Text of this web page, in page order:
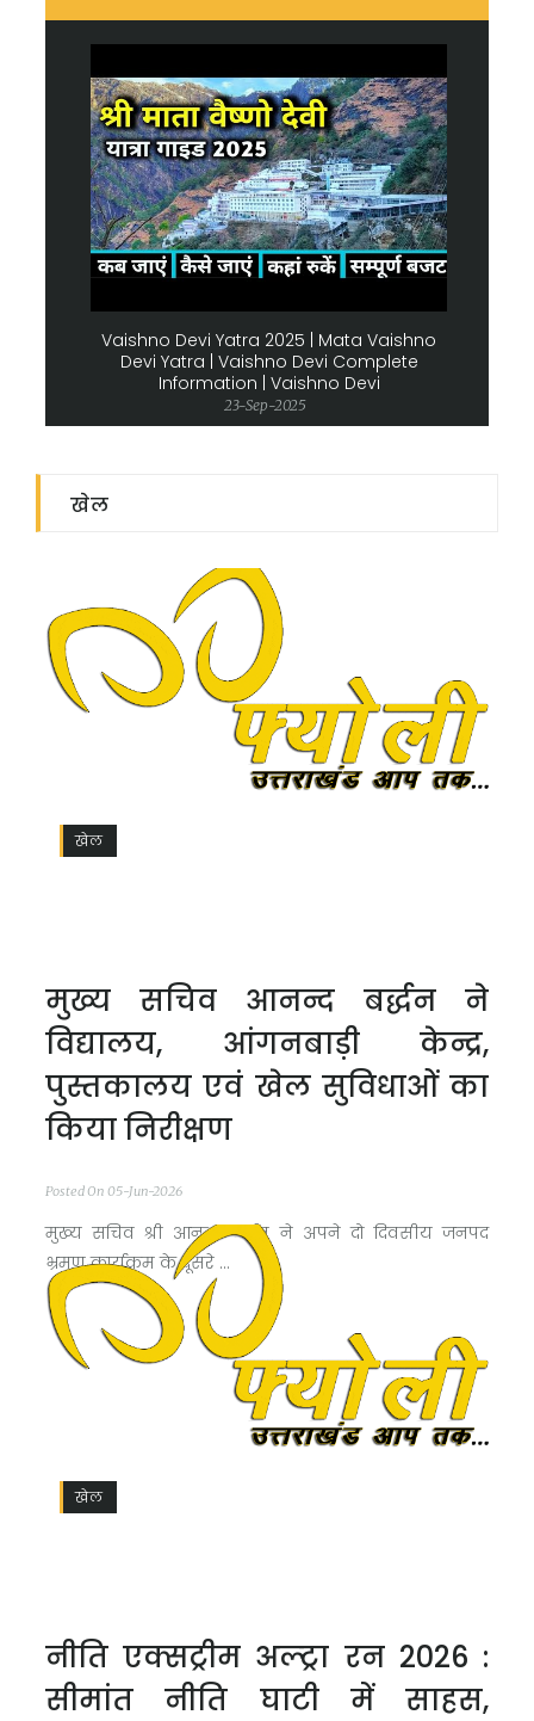
Vaishno Devi Yatra 2025 | Mata Vaishno
Devi Yatra | Vaishno Devi Complete
Information | Vaishno Devi
23-Sep-2025
Most Beautiful Side of Rishikesh | Ganga
Aarti | Lord Shiva | Uttarakhand
खेल
खेल
मुख्य सचिव आनन्द बर्द्धन ने
विद्यालय, आंगनबाड़ी केन्द्र,
पुस्तकालय एवं खेल सुविधाओं का
किया निरीक्षण
Posted On 05-Jun-2026
मुख्य सचिव श्री आनन्द बर्द्धन ने अपने दो दिवसीय जनपद
भ्रमण कार्यक्रम के दूसरे ...
खेल
नीति एक्सट्रीम अल्ट्रा रन 2026 :
सीमांत नीति घाटी में साहस,